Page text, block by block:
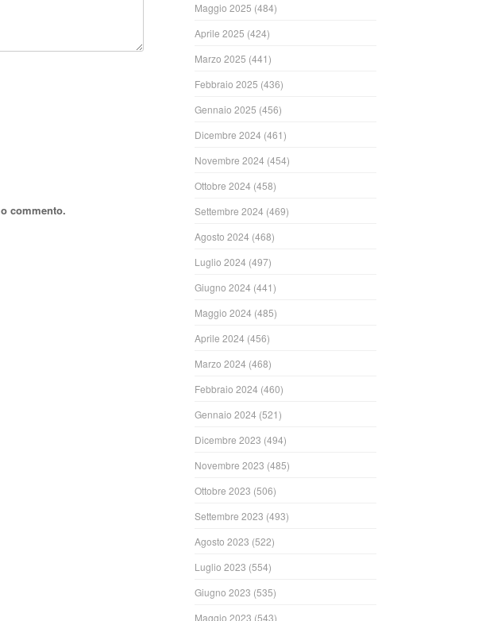
commento.
Maggio 2025 (484)
Aprile 2025 (424)
Marzo 2025 (441)
Febbraio 2025 (436)
Gennaio 2025 (456)
Dicembre 2024 (461)
Novembre 2024 (454)
Ottobre 2024 (458)
Settembre 2024 (469)
Agosto 2024 (468)
Luglio 2024 (497)
Giugno 2024 (441)
Maggio 2024 (485)
Aprile 2024 (456)
Marzo 2024 (468)
Febbraio 2024 (460)
Gennaio 2024 (521)
Dicembre 2023 (494)
Novembre 2023 (485)
Ottobre 2023 (506)
Settembre 2023 (493)
Agosto 2023 (522)
Luglio 2023 (554)
Giugno 2023 (535)
Maggio 2023 (543)